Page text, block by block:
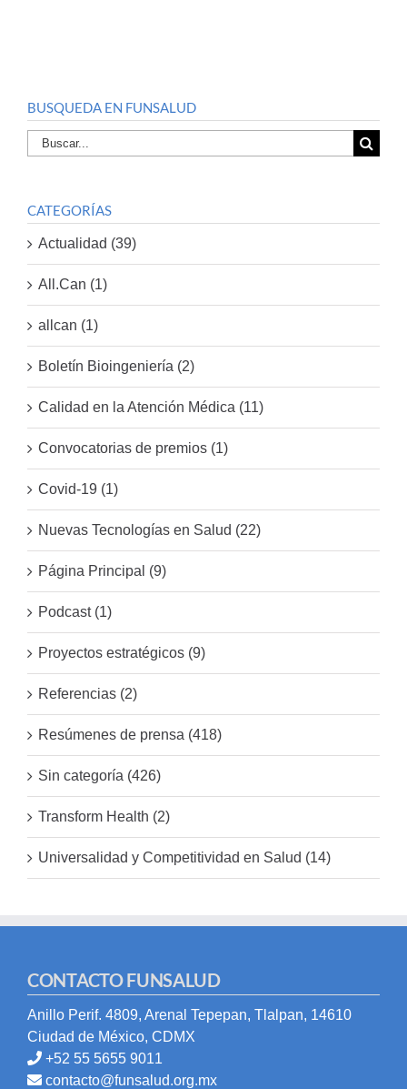
BUSQUEDA EN FUNSALUD
Buscar
por:
CATEGORÍAS
Actualidad (39)
All.Can (1)
allcan (1)
Boletín Bioingeniería (2)
Calidad en la Atención Médica (11)
Convocatorias de premios (1)
Covid-19 (1)
Nuevas Tecnologías en Salud (22)
Página Principal (9)
Podcast (1)
Proyectos estratégicos (9)
Referencias (2)
Resúmenes de prensa (418)
Sin categoría (426)
Transform Health (2)
Universalidad y Competitividad en Salud (14)
CONTACTO FUNSALUD
Anillo Perif. 4809, Arenal Tepepan, Tlalpan, 14610
Ciudad de México, CDMX
+52 55 5655 9011
contacto@funsalud.org.mx